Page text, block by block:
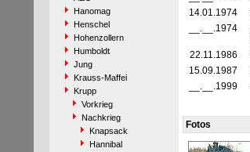
Hanomag
Henschel
Hohenzollern
Humboldt
Jung
Krauss-Maffei
Krupp
Vorkrieg
Nachkrieg
Knapsack
Hannibal
14.01.1974
__.__.1974
22.11.1986
15.09.1987
__.__.1999
Fotos